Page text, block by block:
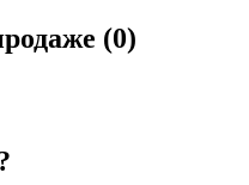
(0)